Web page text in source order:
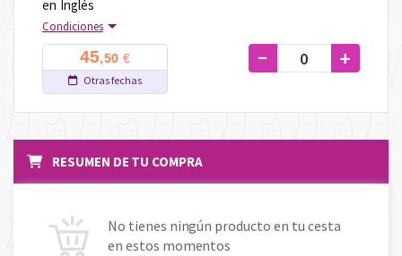
45,50 €
Otras fechas
en Inglés
Condiciones
- +
RESUMEN DE TU COMPRA
No tienes ningún producto en tu cesta
en estos momentos